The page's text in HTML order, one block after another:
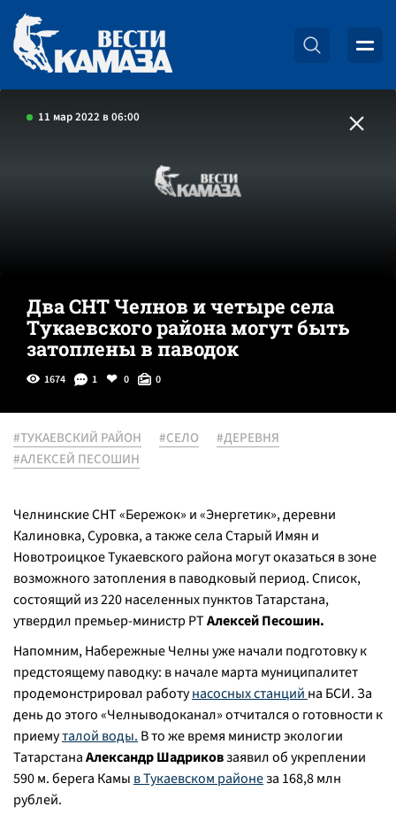
11 мар 2022 в 06:00
Два СНТ Челнов и четыре села
Тукаевского района могут быть
затоплены в паводок
1674 1 0 0
#ТУКАЕВСКИЙ РАЙОН #СЕЛО
#ДЕРЕВНЯ
#АЛЕКСЕЙ ПЕСОШИН
Челнинские СНТ «Бережок» и «Энергетик», деревни
Калиновка, Суровка, а также села Старый Имян и
Новотроицкое Тукаевского района могут оказаться в зоне
возможного затопления в паводковый период. Список,
состоящий из 220 населенных пунктов Татарстана,
утвердил премьер-министр РТАлексей Песошин.
Напомним, Набережные Челны уже начали подготовку к
предстоящему паводку: в начале марта муниципалитет
продемонстрировал работунасосных станций на БСИ. За
день до этого «Челныводоканал» отчитался о готовности к
приемуталой воды. В то же время министр экологии
ТатарстанаАлександр Шадриковзаявил об укреплении
590 м. берега Камы в Тукаевском районеза 168,8 млн
рублей.